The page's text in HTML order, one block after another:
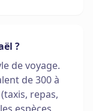
?
de voyage.
de 300 à
repas,
espèces